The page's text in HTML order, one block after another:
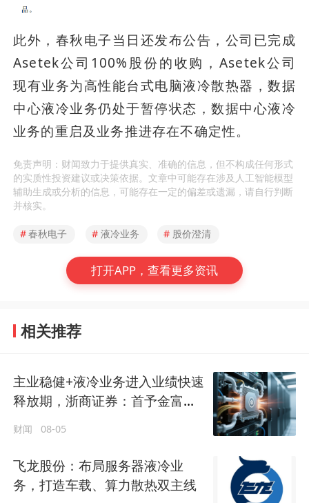
此外，春秋电子当日还发布公告，公司已完成
Asetek公司100%股份的收购，Asetek公司
现有业务为高性能台式电脑液冷散热器，数据
中心液冷业务仍处于暂停状态，数据中心液冷
业务的重启及业务推进存在不确定性。
免责声明：财闻致力于提供真实、准确的信息，但不构成任何形式
的实质性投资建议或决策依据。文章中可能存在涉及人工智能模型
辅助生成或分析的信息，可能存在一定的偏差或遗漏，请自行判断
并核实。
#春秋电子 # 液冷业务 # 股价澄清
打开APP，查看更多资讯
相关推荐
主业稳健+液冷业务进入业绩快速
释放期，浙商证券：首予金富科
财闻 08-05
飞龙股份：布局服务器液冷业
务，打造车载、算力散热双主线